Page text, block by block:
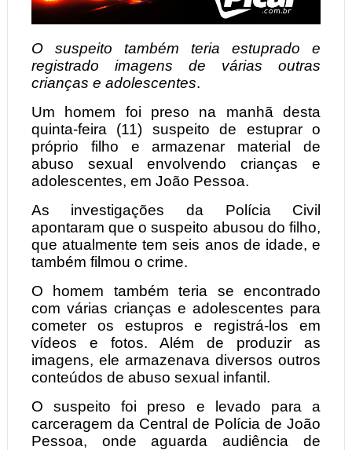
O suspeito também teria estuprado e
registrado imagens de várias outras
crianças e adolescentes.
Um homem foi preso na manhã desta
quinta-feira (11) suspeito de estuprar o
próprio filho e armazenar material de
abuso sexual envolvendo crianças e
adolescentes, em João Pessoa.
As investigações da Polícia Civil
apontaram que o suspeito abusou do filho,
que atualmente tem seis anos de idade, e
também filmou o crime.
O homem também teria se encontrado
com várias crianças e adolescentes para
cometer os estupros e registrá-los em
vídeos e fotos. Além de produzir as
imagens, ele armazenava diversos outros
conteúdos de abuso sexual infantil.
O suspeito foi preso e levado para a
carceragem da Central de Polícia de João
Pessoa, onde aguarda audiência de